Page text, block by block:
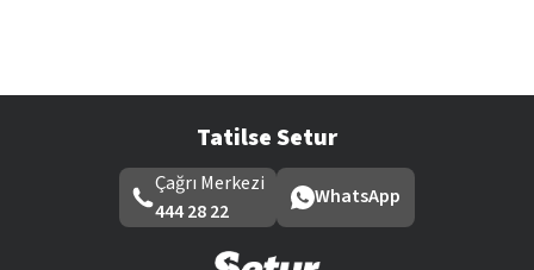
Tatilse Setur
Çağrı Merkezi
444 28 22
WhatsApp